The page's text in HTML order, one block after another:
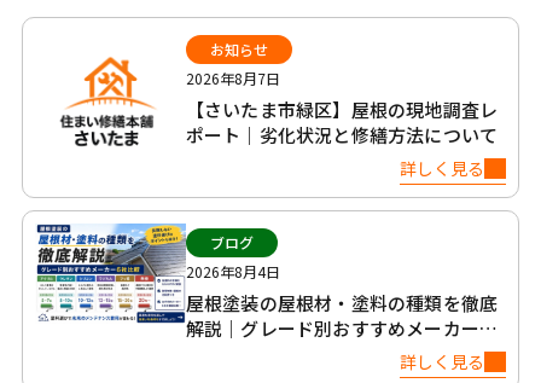
お知らせ
2026年8月7日
【さいたま市緑区】屋根の現地調査レ
ポート｜劣化状況と修繕方法について
詳しく見る
ブログ
2026年8月4日
屋根塗装の屋根材・塗料の種類を徹底
解説｜グレード別おすすめメーカー6
詳しく見る